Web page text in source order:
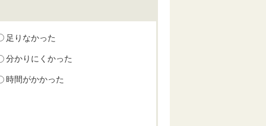
足りなかった
分かりにくかった
時間がかかった